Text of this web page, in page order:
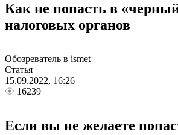
Как не попасть в
налоговых органов
Обозреватель в ismet
Статья
15.09.2022, 16:26
16239
Если вы не желаете